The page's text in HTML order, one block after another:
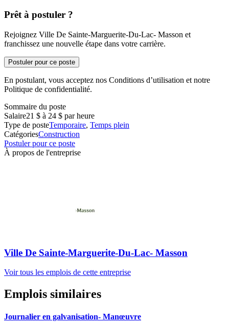
Prêt à postuler ?
Rejoignez Ville De Sainte-Marguerite-Du-Lac- Masson et
franchissez une nouvelle étape dans votre carrière.
Postuler pour ce poste
En postulant, vous acceptez nos Conditions d’utilisation et notre
Politique de confidentialité.
Sommaire du poste
Salaire21 $ à 24 $ par heure
Type de posteTemporaire, Temps plein
CatégoriesConstruction
Postuler pour ce poste
À propos de l'entreprise
Ville De Sainte-Marguerite-Du-Lac- Masson
Voir tous les emplois de cette entreprise
Emplois similaires
Journalier en galvanisation- Manœuvre